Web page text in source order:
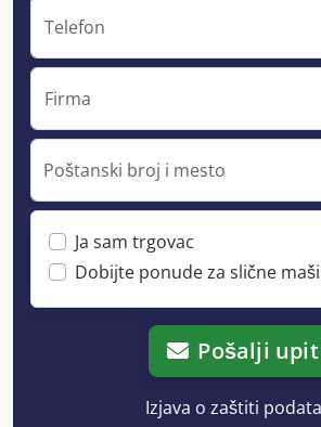
Telefon
Firma
Poštanski broj i mesto
Ja sam trgovac
Dobijte ponude za slične
Pošalji upit
Izjava o zaštiti